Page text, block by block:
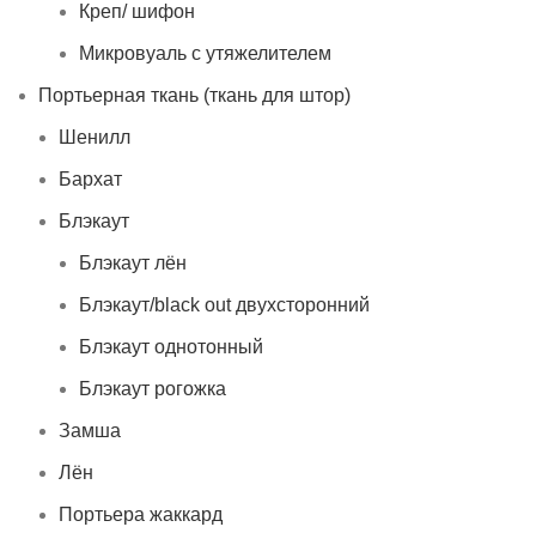
Креп/ шифон
Микровуаль с утяжелителем
Портьерная ткань (ткань для штор)
Шенилл
Бархат
Блэкаут
Блэкаут лён
Блэкаут/black out двухсторонний
Блэкаут однотонный
Блэкаут рогожка
Замша
Лён
Портьера жаккард